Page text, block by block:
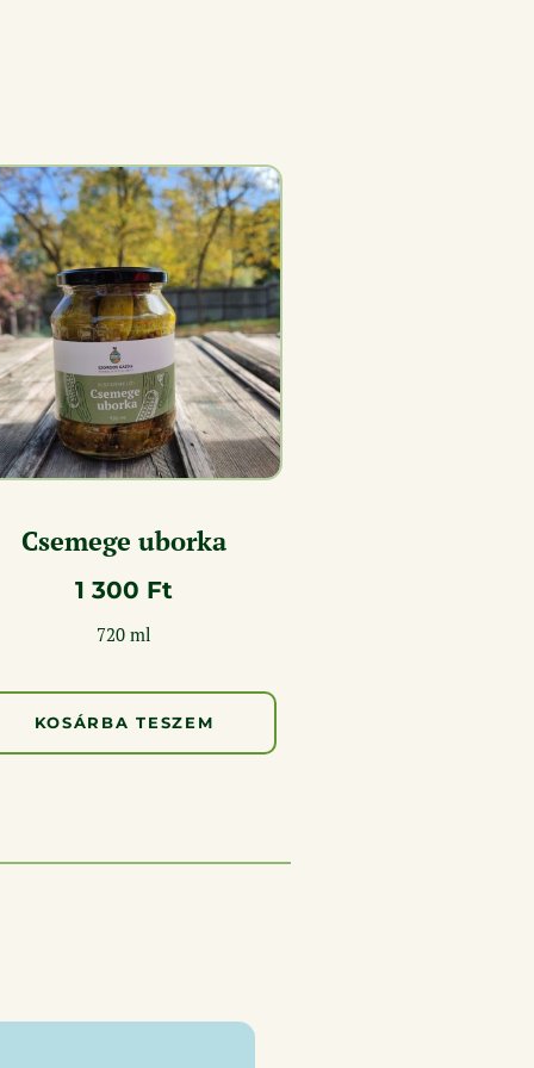
RÉSZLETEK
Csemege uborka
1 300 Ft
720 ml
KOSÁRBA TESZEM